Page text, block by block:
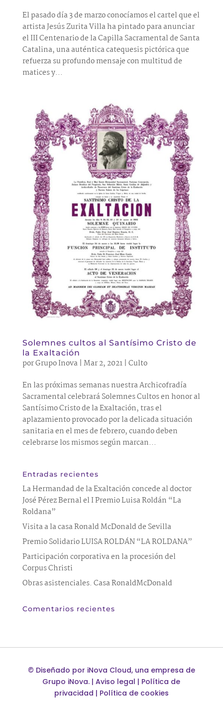
El pasado día 3 de marzo conocíamos el cartel que el
artista Jesús Zurita Villa ha pintado para anunciar
el III Centenario de la Capilla Sacramental de Santa
Catalina, una auténtica catequesis pictórica que
refuerza su profundo mensaje con multitud de
matices y...
Solemnes cultos al Santísimo Cristo de
la Exaltación
porGrupo Inova| Mar 2, 2021| Culto
En las próximas semanas nuestra Archicofradía
Sacramental celebrará Solemnes Cultos en honor al
Santísimo Cristo de la Exaltación, tras el
aplazamiento provocado por la delicada situación
sanitaria en el mes de febrero, cuando deben
celebrarse los mismos según marcan...
Entradas recientes
La Hermandad de la Exaltación concede al doctor
José Pérez Bernal el I Premio Luisa Roldán “La
Roldana”
Visita a la casa Ronald McDonald de Sevilla
Premio Solidario LUISA ROLDÁN “LA ROLDANA”
Participación corporativa en la procesión del
Corpus Christi
Obras asistenciales. Casa RonaldMcDonald
Comentarios recientes
© Diseñado por iNova Cloud, una empresa de
Grupo iNova. |Aviso legal | Política de
privacidad | Política de cookies